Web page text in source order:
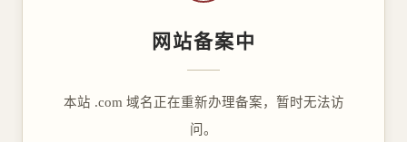
网站备案中
本站 .com 域名正在重新办理备案，暂时无法访
问。